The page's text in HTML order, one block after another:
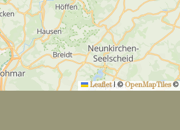
Leaflet |©OpenMapTiles©